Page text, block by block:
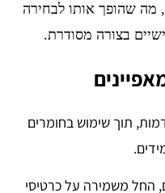
מה שהופך אותו לבחירה
בצורה מסודרת.
תוך שימוש בחומרים
החל משמירה על כרטיסי